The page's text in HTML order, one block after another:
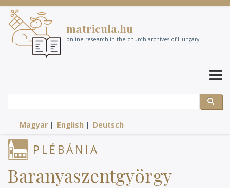
Skip
main
content
matricula.hu
online research in the church archives of Hungary
Search
Magyar English Deutsch
PLÉBÁNIA
Baranyaszentgyörgy